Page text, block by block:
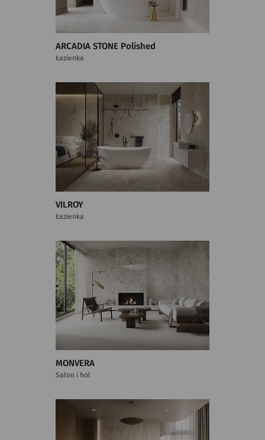
ARCADIA STONE Polished
Łazienka
VILROY
Łazienka
MONVERA
Salon i hol